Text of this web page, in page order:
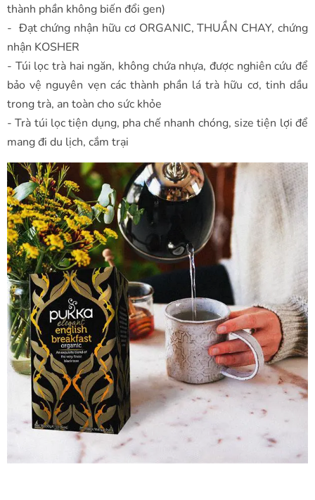
thành phần không biến đổi gen)
- Đạt chứng nhận hữu cơ ORGANIC, THUẦN CHAY, chứng
nhận KOSHER
- Túi lọc trà hai ngăn, không chứa nhựa, được nghiên cứu để
bảo vệ nguyên vẹn các thành phần lá trà hữu cơ, tinh dầu
trong trà, an toàn cho sức khỏe
- Trà túi lọc tiện dụng, pha chế nhanh chóng, size tiện lợi để
mang đi du lịch, cắm trại